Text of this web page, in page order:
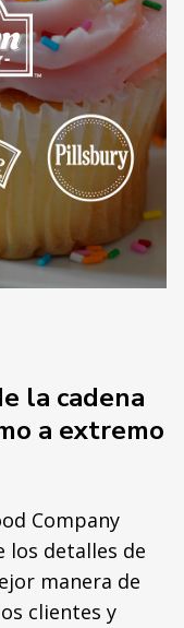
la cadena
a extremo
Company
los detalles de
manera de
clientes y